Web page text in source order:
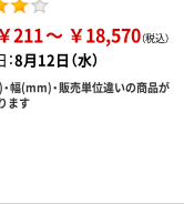
211 ￥18,570
8月12日（水）
幅(mm)・販売単位違いの商品が
ます